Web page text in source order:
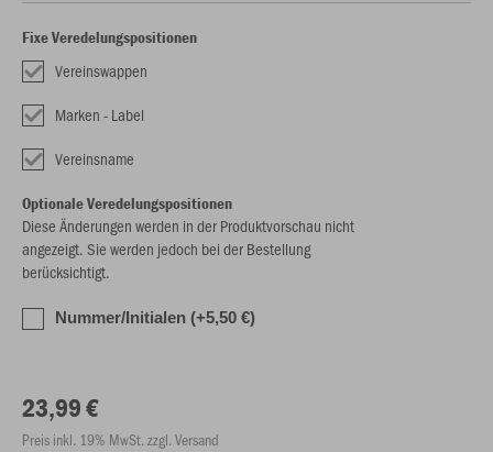
Fixe Veredelungspositionen
Vereinswappen
Marken - Label
Vereinsname
Optionale Veredelungspositionen
Diese Änderungen werden in der Produktvorschau nicht
angezeigt. Sie werden jedoch bei der Bestellung
berücksichtigt.
Nummer/Initialen (+5,50 €)
23,99 €
Preis inkl. 19% MwSt. zzgl. Versand